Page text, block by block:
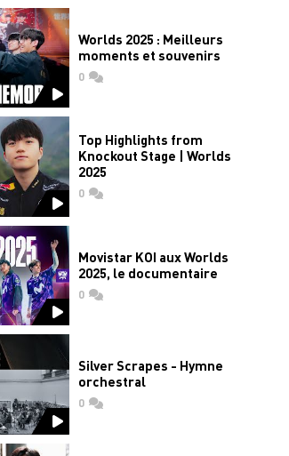
Worlds 2025 : Meilleurs
moments et souvenirs
0commentaires
Top Highlights from
Knockout Stage | Worlds
2025
0commentaires
Movistar KOI aux Worlds
2025, le documentaire
0commentaires
Silver Scrapes - Hymne
orchestral
0commentaires